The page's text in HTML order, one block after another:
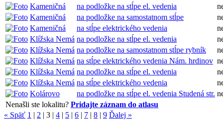
Kameničná
na podložke na stĺpe el. vedenia
Kameničná
na podložke na samostatnom stĺpe
Kameničná
na stĺpe elektrického vedenia
Klížska Nemá na podložke na stĺpe el. vedenia
Klížska Nemá na podložke na samostatnom stĺpe rybník
Klížska Nemá na stĺpe elektrického vedenia Nám. hrdinov
Klížska Nemá na podložke na stĺpe el. vedenia
Klížska Nemá na stĺpe elektrického vedenia
Kolárovo
na podložke na stĺpe el. vedenia Studená str.
Nenašli ste lokalitu? Pridajte záznam do atlasu
« Späť 1 | 2 | 3 | 4 | 5 | 6 | 7 | 8 | 9 Ďalej »